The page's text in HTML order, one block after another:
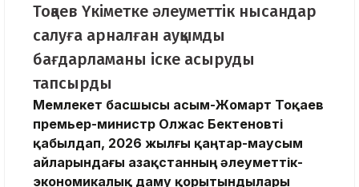
Тоқаев Үкіметке әлеуметтік нысандар
салуға арналған ауқымды
бағдарламаны іске асыруды
тапсырды
Мемлекет басшысы Қасым-Жомарт Тоқаев
премьер-министр Олжас Бектеновті
қабылдап, 2026 жылғы қаңтар-маусым
айларындағы Қазақстанның әлеуметтік-
экономикалық даму қорытындылары